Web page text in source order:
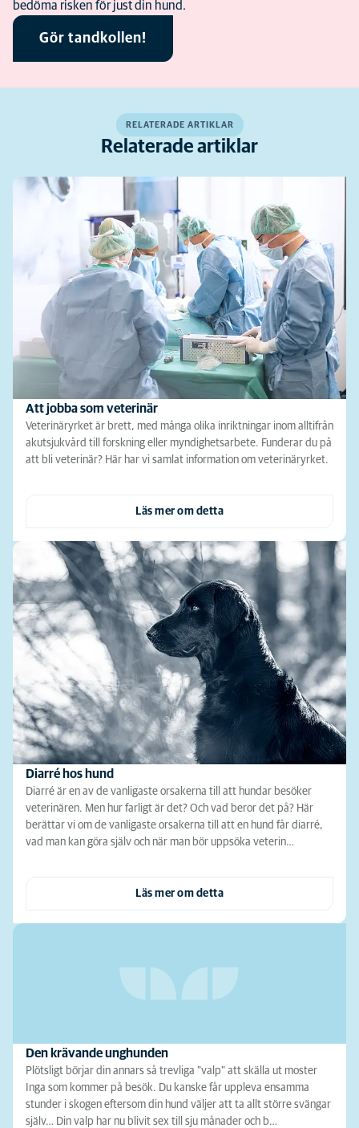
bedöma risken för just din hund.
Gör tandkollen!
RELATERADE ARTIKLAR
Relaterade artiklar
Att jobba som veterinär
Veterinäryrket är brett, med många olika inriktningar inom alltifrån
akutsjukvård till forskning eller myndighetsarbete. Funderar du på
att bli veterinär? Här har vi samlat information om veterinäryrket.
Läs mer om detta
Diarré hos hund
Diarré är en av de vanligaste orsakerna till att hundar besöker
veterinären. Men hur farligt är det? Och vad beror det på? Här
berättar vi om de vanligaste orsakerna till att en hund får diarré,
vad man kan göra själv och när man bör uppsöka veterin…
Läs mer om detta
Den krävande unghunden
Plötsligt börjar din annars så trevliga ”valp” att skälla ut moster
Inga som kommer på besök. Du kanske får uppleva ensamma
stunder i skogen eftersom din hund väljer att ta allt större svängar
själv… Din valp har nu blivit sex till sju månader och b…